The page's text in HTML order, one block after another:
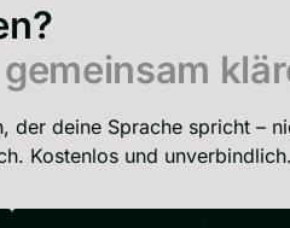
der deine Sprache spricht –
Kostenlos und unverbindlich.